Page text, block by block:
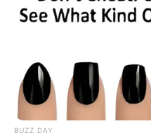
BUZZ DAY